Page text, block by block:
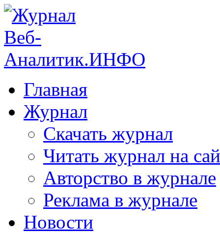
Главная
Журнал
Скачать журнал
Читать журнал на
Авторство в журнале
Реклама в журнале
Новости